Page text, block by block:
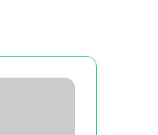
چترال